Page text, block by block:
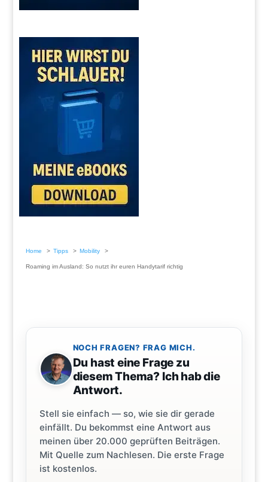
Home Tipps Mobility
Roaming im Ausland: So nutzt ihr euren Handytarif richtig
NOCH FRAGEN? FRAG MICH.
Du hast eine Frage zu
diesem Thema? Ich hab die
Antwort.
Stell sie einfach — so, wie sie dir gerade
einfällt. Du bekommst eine Antwort aus
meinen über 20.000 geprüften Beiträgen.
Mit Quelle zum Nachlesen. Die erste Frage
ist kostenlos.